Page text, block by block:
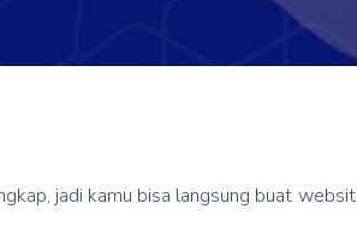
jadi kamu bisa langsung buat